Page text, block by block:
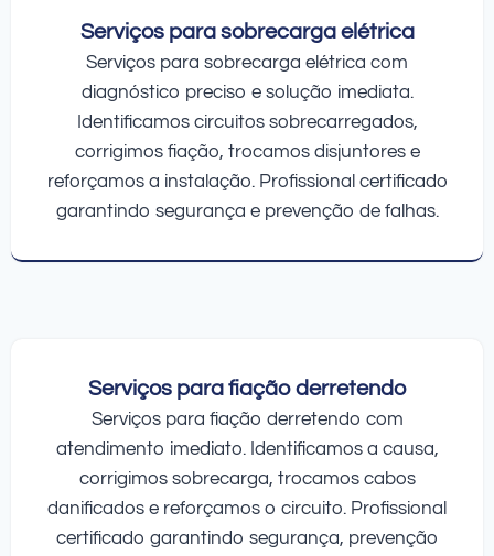
Serviços para sobrecarga elétrica
Serviços para sobrecarga elétrica com
diagnóstico preciso e solução imediata.
Identificamos circuitos sobrecarregados,
corrigimos fiação, trocamos disjuntores e
reforçamos a instalação. Profissional certificado
garantindo segurança e prevenção de falhas.
Serviços para fiação derretendo
Serviços para fiação derretendo com
atendimento imediato. Identificamos a causa,
corrigimos sobrecarga, trocamos cabos
danificados e reforçamos o circuito. Profissional
certificado garantindo segurança, prevenção